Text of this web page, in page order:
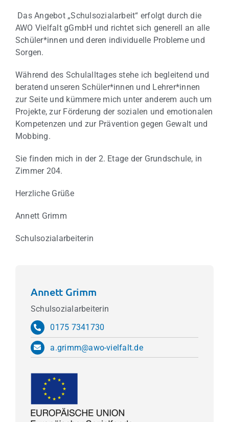
Das Angebot „Schulsozialarbeit“ erfolgt durch die
AWO Vielfalt gGmbH und richtet sich generell an alle
Schüler*innen und deren individuelle Probleme und
Sorgen.
Während des Schulalltages stehe ich begleitend und
beratend unseren Schüler*innen und Lehrer*innen
zur Seite und kümmere mich unter anderem auch um
Projekte, zur Förderung der sozialen und emotionalen
Kompetenzen und zur Prävention gegen Gewalt und
Mobbing.
Sie finden mich in der 2. Etage der Grundschule, in
Zimmer 204.
Herzliche Grüße
Annett Grimm
Schulsozialarbeiterin
Annett Grimm
Schulsozialarbeiterin
0175 7341730
a.grimm@awo-vielfalt.de